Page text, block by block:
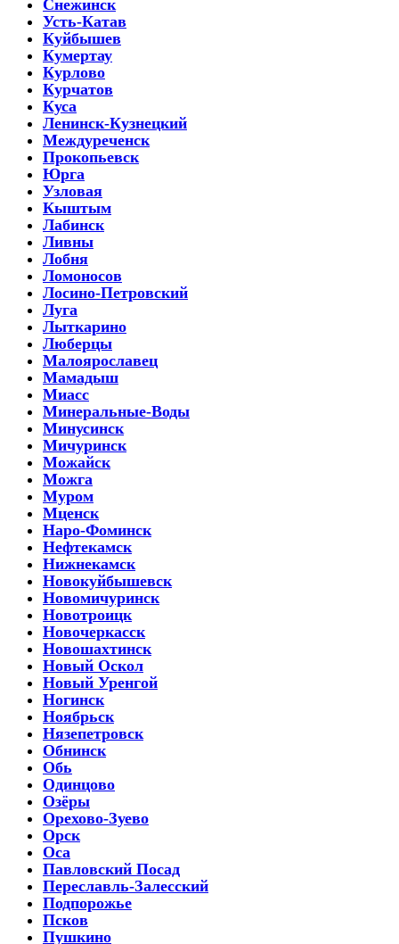
Снежинск
Усть-Катав
Куйбышев
Кумертау
Курлово
Курчатов
Куса
Ленинск-Кузнецкий
Междуреченск
Прокопьевск
Юрга
Узловая
Кыштым
Лабинск
Ливны
Лобня
Ломоносов
Лосино-Петровский
Луга
Лыткарино
Люберцы
Малоярославец
Мамадыш
Миасс
Минеральные-Воды
Минусинск
Мичуринск
Можайск
Можга
Муром
Мценск
Наро-Фоминск
Нефтекамск
Нижнекамск
Новокуйбышевск
Новомичуринск
Новотроицк
Новочеркасск
Новошахтинск
Новый Оскол
Новый Уренгой
Ногинск
Ноябрьск
Нязепетровск
Обнинск
Обь
Одинцово
Озёры
Орехово-Зуево
Орск
Оса
Павловский Посад
Переславль-Залесский
Подпорожье
Псков
Пушкино